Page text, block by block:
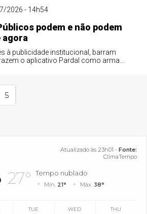
2026 - 14h54
podem e não podem
agora
à publicidade institucional, barram
o aplicativo Pardal como arma
5
Atualizado às 23h01 - Fonte:
ClimaTempo
27° Tempo nublado
Mín. 21° Máx. 38°
TUE WED THU